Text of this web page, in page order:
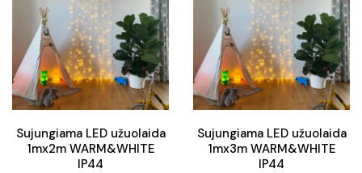
Sujungiama LED užuolaida
1mx2m WARM&WHITE
IP44
Sujungiama LED užuolaida
1mx3m WARM&WHITE
IP44